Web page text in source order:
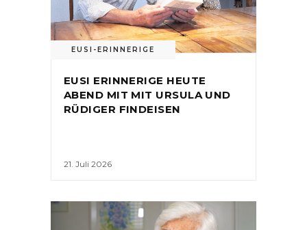
EUSI-ERINNERIGE
EUSI ERINNERIGE HEUTE
ABEND MIT MIT URSULA UND
RÜDIGER FINDEISEN
21. Juli 2026